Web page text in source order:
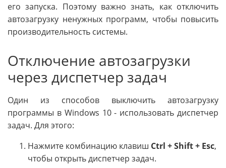
его запуска. Поэтому важно знать, как отключить
автозагрузку ненужных программ, чтобы повысить
производительность системы.
Отключение автозагрузки
через диспетчер задач
Один из способов выключить автозагрузку
программы в Windows 10 - использовать диспетчер
задач. Для этого:
Нажмите комбинацию клавиш Ctrl + Shift + Esc,
чтобы открыть диспетчер задач.